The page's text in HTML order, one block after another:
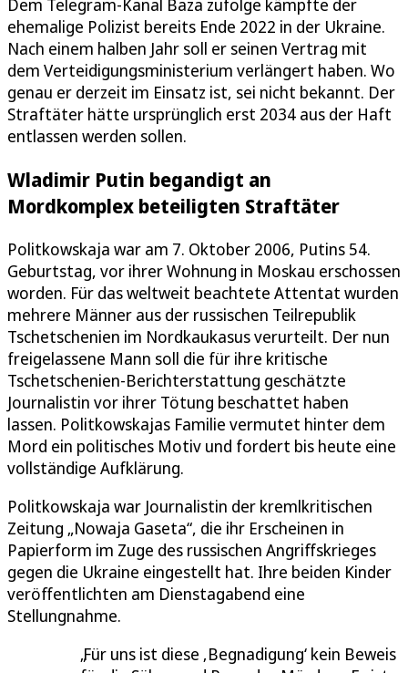
ehemalige Polizist bereits Ende 2022 in der Ukraine.
Nach einem halben Jahr soll er seinen Vertrag mit
dem Verteidigungsministerium verlängert haben. Wo
genau er derzeit im Einsatz ist, sei nicht bekannt. Der
Straftäter hätte ursprünglich erst 2034 aus der Haft
entlassen werden sollen.
Wladimir Putin begandigt an
Mordkomplex beteiligten Straftäter
Politkowskaja war am 7. Oktober 2006, Putins 54.
Geburtstag, vor ihrer Wohnung in Moskau erschossen
worden. Für das weltweit beachtete Attentat wurden
mehrere Männer aus der russischen Teilrepublik
Tschetschenien im Nordkaukasus verurteilt. Der nun
freigelassene Mann soll die für ihre kritische
Tschetschenien-Berichterstattung geschätzte
Journalistin vor ihrer Tötung beschattet haben
lassen. Politkowskajas Familie vermutet hinter dem
Mord ein politisches Motiv und fordert bis heute eine
vollständige Aufklärung.
Politkowskaja war Journalistin der kremlkritischen
Zeitung „Nowaja Gaseta“, die ihr Erscheinen in
Papierform im Zuge des russischen Angriffskrieges
gegen die Ukraine eingestellt hat. Ihre beiden Kinder
veröffentlichten am Dienstagabend eine
Stellungnahme.
Für uns ist diese ‚Begnadigung‘ kein Beweis